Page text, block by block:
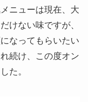
ニューは現在、大
けない味ですが、
なってもらいたい
続け、この度オン
た。